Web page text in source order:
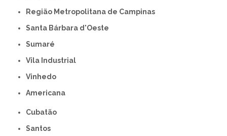
Região Metropolitana de Campinas
Santa Bárbara d'Oeste
Sumaré
Vila Industrial
Vinhedo
americana
Cubatão
Santos